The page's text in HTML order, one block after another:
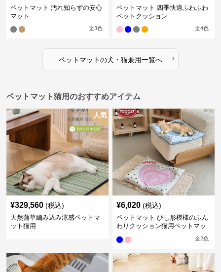
ペットマット 汚れ知らずの安心
マット
全3色
ペットマット 四季快適ふわふわ
ペットクッション
全4色
ペットマットの犬・猫兼用一覧へ ›
ペットマット猫用のおすすめアイテム
人気
¥329,560 (税込)
天然蒲草編み込み涼感ペットマ
ット猫用
¥6,020 (税込)
ペットマット ひし形模様のふん
わりクッション猫用ペットマッ
全2色